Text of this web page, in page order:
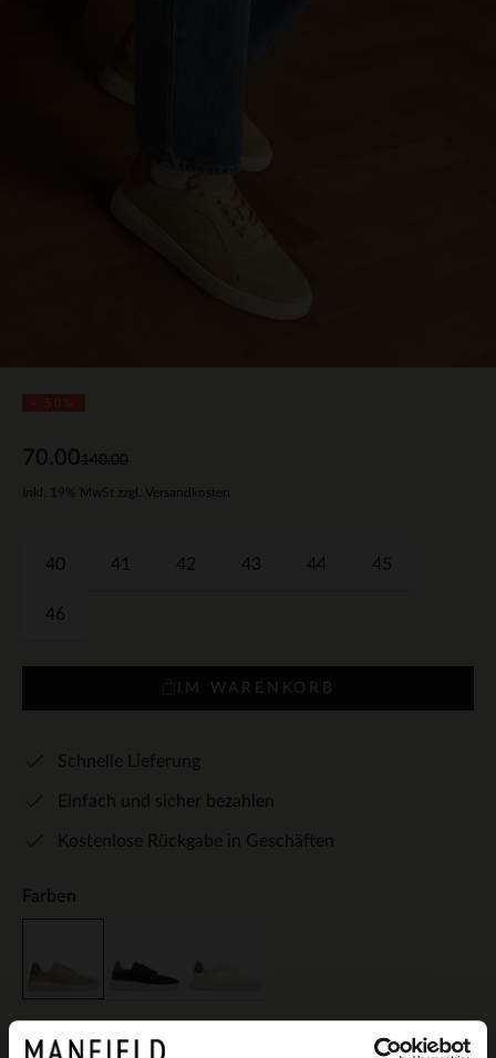
140.00
70.00
Inkl. 19% MwSt zzgl. Versandkosten
40 41 42 43 44 45
46
IM WARENKORB
Schnelle Lieferung
Einfach und sicher bezahlen
Kostenlose Rückgabe in Geschäften
Farben